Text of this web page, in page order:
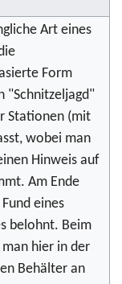
Art eines
Form
"Schnitzeljagd"
Stationen (mit
wobei man
Hinweis auf
Am Ende
eines
belohnt. Beim
hier in der
Behälter an